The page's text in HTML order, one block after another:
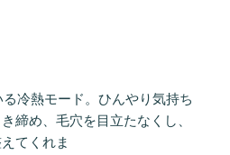
冷熱モード。ひんやり気持ち
締め、毛穴を目立たなくし、
てくれま